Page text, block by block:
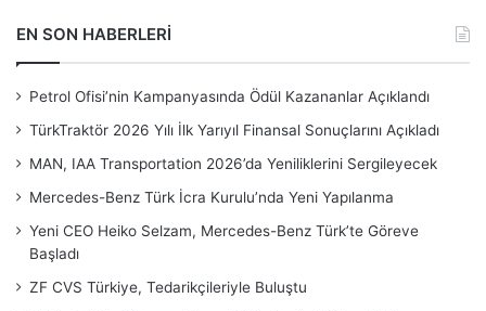
EN SON HABERLERİ
Petrol Ofisi’nin Kampanyasında Ödül Kazananlar Açıklandı
TürkTraktör 2026 Yılı İlk Yarıyıl Finansal Sonuçlarını Açıkladı
MAN, IAA Transportation 2026’da Yeniliklerini Sergileyecek
Mercedes-Benz Türk İcra Kurulu’nda Yeni Yapılanma
Yeni CEO Heiko Selzam, Mercedes-Benz Türk’te Göreve
Başladı
ZF CVS Türkiye, Tedarikçileriyle Buluştu